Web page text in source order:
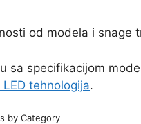
od modela i snage
specifikacijom
LED tehnologija.
by Category